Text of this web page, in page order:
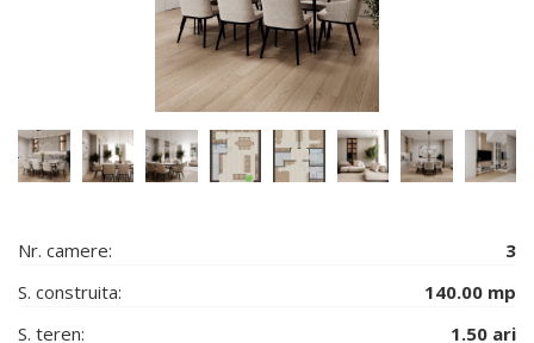
Nr. camere:
3
S. construita:
140.00 mp
S. teren:
1.50 ari